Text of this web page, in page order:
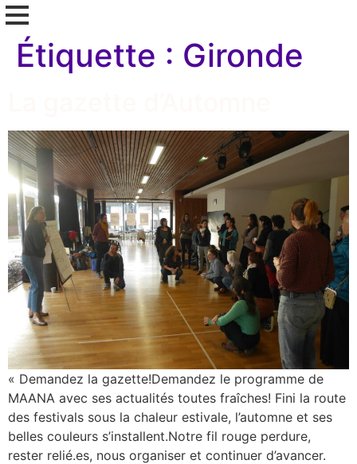
Étiquette : Gironde
« Demandez la gazette!Demandez le programme de
MAANA avec ses actualités toutes fraîches! Fini la route
des festivals sous la chaleur estivale, l’automne et ses
belles couleurs s’installent.Notre fil rouge perdure,
rester relié.es, nous organiser et continuer d’avancer.